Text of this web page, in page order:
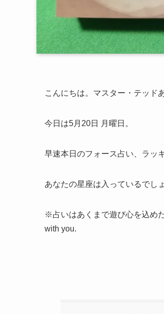
こんにちは。マスター・テッド
今日は5月20日 月曜日。
早速本日のフォース占い、ラッ
あなたの星座は入っているでし
※占いはあくまで遊び心を込め
with you.